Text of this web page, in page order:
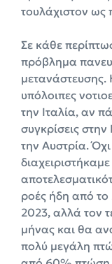
τουλάχιστον ως
Σε κάθε
πρόβλημα
μετανάστευσης.
υπόλοιπες
την Ιταλία, αν
συγκρίσεις
την Αυστρία.
ροές ήδη από το
2023, αλλά τον
μήνας και θα
πολύ μεγάλη